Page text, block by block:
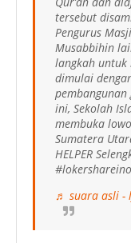
tersebut
Pengurus
Musabbihin
langkah untuk
dimulai
pembangunan
ini, Sekolah
membuka
Sumatera
HELPER
♬ suara asli -